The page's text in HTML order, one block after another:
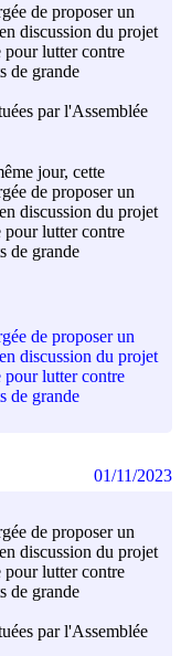
de proposer un
discussion du projet
pour lutter contre
de grande
par l'Assemblée
jour, cette
de proposer un
discussion du projet
pour lutter contre
de grande
de proposer un
discussion du projet
pour lutter contre
de grande
de proposer un
discussion du projet
pour lutter contre
de grande
par l'Assemblée
01/11/2023